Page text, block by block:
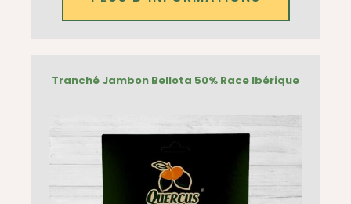
Tranché Jambon Bellota 50% Race Ibérique